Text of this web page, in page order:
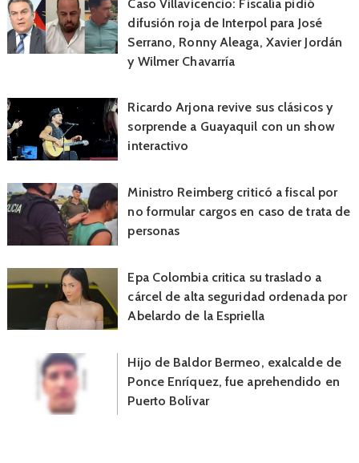
Caso Villavicencio: Fiscalía pidió
difusión roja de Interpol para José
Serrano, Ronny Aleaga, Xavier Jordán
y Wilmer Chavarría
Ricardo Arjona revive sus clásicos y
sorprende a Guayaquil con un show
interactivo
Ministro Reimberg criticó a fiscal por
no formular cargos en caso de trata de
personas
Epa Colombia critica su traslado a
cárcel de alta seguridad ordenada por
Abelardo de la Espriella
Hijo de Baldor Bermeo, exalcalde de
Ponce Enríquez, fue aprehendido en
Puerto Bolívar